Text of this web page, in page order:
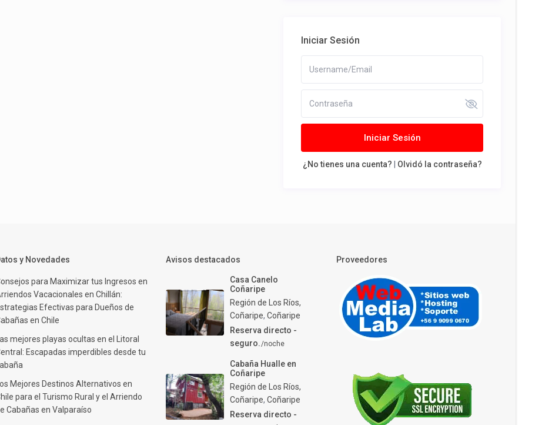
Iniciar Sesión
Iniciar Sesión
¿No tienes una cuenta? Olvidó la contraseña?
y Novedades
para Maximizar tus Ingresos en
Vacacionales en Chillán:
Efectivas para Dueños de
en Chile
Las mejores playas ocultas en el Litoral
Escapadas imperdibles desde tu
Los Mejores Destinos Alternativos en
para el Turismo Rural y el Arriendo
Cabañas en Valparaíso
Avisos destacados
Casa Canelo
Coñaripe
Región de Los Ríos,
Coñaripe,Coñaripe
Reserva directo -
seguro./noche
Cabaña Hualle en
Coñaripe
Región de Los Ríos,
Coñaripe,Coñaripe
Reserva directo -
Proveedores